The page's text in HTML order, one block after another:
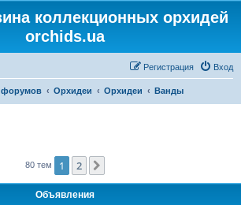
коллекционных орхидей
orchids.ua
Вход
Регистрация
форумов Орхидеи Орхидеи Ванды
80 тем 1 2
Объявления